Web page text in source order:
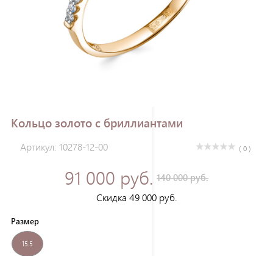
Кольцо золото с бриллиантами
Артикул: 10278-12-00 ( 0 )
91 000 руб. 140 000 руб.
Скидка 49 000 руб.
Размер
15.5
Зарегистрироваться